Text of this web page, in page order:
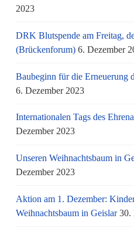
2023
DRK Blutspende am Freitag,
(Brückenforum) 6. Dezember
Baubeginn für die Erneuerung
6. Dezember 2023
Internationalen Tags des
Dezember 2023
Unseren Weihnachtsbaum in
Dezember 2023
Aktion am 1. Dezember:
Weihnachtsbaum in Geislar 30.